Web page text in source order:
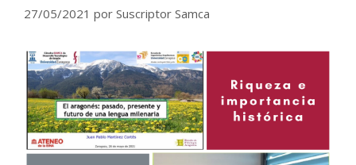
27/05/2021 por Suscriptor Samca